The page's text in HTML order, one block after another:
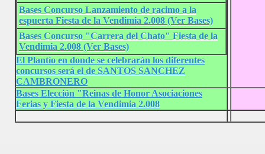
Bases Concurso Lanzamiento de racimo a la
espuerta Fiesta de la Vendimia 2.008 (Ver Bases)
Bases Concurso "Carrera del Chato" Fiesta de la
Vendimia 2.008 (Ver Bases)
El Plantío en donde se celebrarán los diferentes
concursos será el de SANTOS SANCHEZ
CAMBRONERO
Bases Elección "Reinas de Honor Asociaciones
Ferias y Fiesta de la Vendimia 2.008